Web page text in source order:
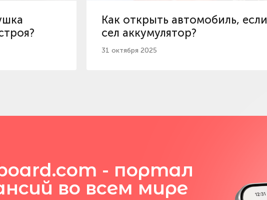
Как открыть автомобиль, если
сел аккумулятор?
31 октября 2025
- портал
во всем мире